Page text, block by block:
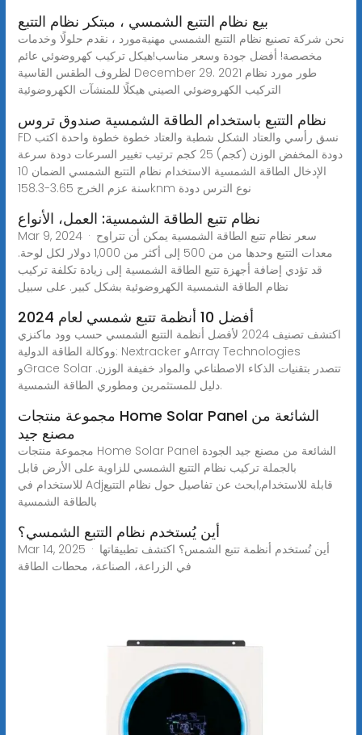
بيع نظام التتبع الشمسي ، مبتكر نظام التتبع
نحن شركة تصنيع نظام التتبع الشمسي مهنيةمورد ، نقدم حلولًا وخدمات
مخصصة! أفضل جودة وسعر مناسب!هيكل تركيب كهروضوئي عائم
لظروف الطقس القاسية December 29. 2021 طور مورد نظام
التركيب الكهروضوئي الصيني هيكلًا للمنشآت الكهروضوئية
نظام التتبع باستخدام الطاقة الشمسية صندوق تروس
FD نسق رأسي والعتاد الشكل شطبة والعتاد خطوة خطوة واحدة اكتب
دودة المخفض الوزن (كجم) 25 كجم ترتيب تغيير السرعات دودة سرعة
الإدخال الطاقة الشمسية الاستخدام نظام التتبع الشمسي الضمان 10
سنة عزم الخرج 3.65-158.3knm نوع الترس دودة
نظام تتبع الطاقة الشمسية: العمل، الأنواع
Mar 9, 2024 · سعر نظام تتبع الطاقة الشمسية يمكن أن تتراوح
معدات التتبع وحدها من من 500 إلى أكثر من 1,000 دولار لكل لوحة.
قد تؤدي إضافة أجهزة تتبع الطاقة الشمسية إلى زيادة تكلفة تركيب
نظام الطاقة الشمسية الكهروضوئية بشكل كبير. على سبيل
أفضل 10 أنظمة تتبع شمسي لعام 2024
اكتشف تصنيف 2024 لأفضل أنظمة التتبع الشمسي حسب وود ماكنزي
ووكالة الطاقة الدولية: Nextracker وArray Technologies
وGrace Solar تتصدر بتقنيات الذكاء الاصطناعي والمواد خفيفة الوزن.
دليل للمستثمرين ومطوري الطاقة الشمسية.
مجموعة منتجات Home Solar Panel الشائعة من
مصنع جيد
مجموعة منتجات Home Solar Panel الشائعة من مصنع جيد الجودة
بالجملة تركيب نظام التتبع الشمسي للزاوية على الأرض قابل
للاستخدام في Adjقابلة للاستخدام,ابحث عن تفاصيل حول نظام التتبع
بالطاقة الشمسية
أين يُستخدم نظام التتبع الشمسي؟
Mar 14, 2025 · أين تُستخدم أنظمة تتبع الشمس؟ اكتشف تطبيقاتها
في الزراعة، الصناعة، محطات الطاقة